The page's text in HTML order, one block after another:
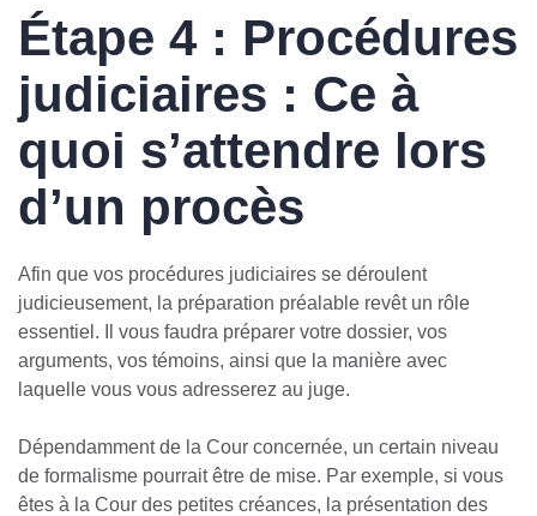
Étape 4 : Procédures
judiciaires : Ce à
quoi s’attendre lors
d’un procès
Afin que vos procédures judiciaires se déroulent
judicieusement, la préparation préalable revêt un rôle
essentiel. Il vous faudra préparer votre dossier, vos
arguments, vos témoins, ainsi que la manière avec
laquelle vous vous adresserez au juge.
Dépendamment de la Cour concernée, un certain niveau
de formalisme pourrait être de mise. Par exemple, si vous
êtes à la Cour des petites créances, la présentation des